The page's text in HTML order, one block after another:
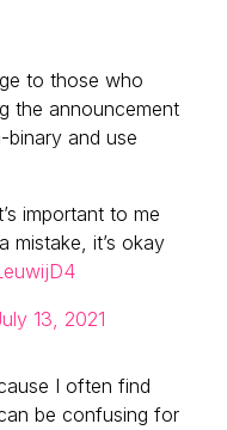
to those who
the announcement
and use
important to me
mistake, it’s okay
13, 2021
I often find
be confusing for